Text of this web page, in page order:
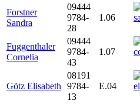
Forstner
Sandra
09444
9784-
28
1.06
Fuggenthaler
Cornelia
09444
9784-
43
1.07
Götz Elisabeth
08191
9784-
13
E.04